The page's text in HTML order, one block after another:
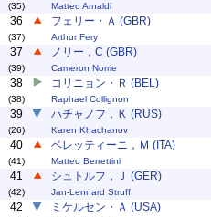
(35) Matteo Arnaldi
36
(37)
フェリー・Ａ (GBR)
Arthur Fery
37
(39)
ノリー，C (GBR)
Cameron Norrie
38
(38)
コリニョン・Ｒ (BEL)
Raphael Collignon
39
(26)
ハチャノフ，Ｋ (RUS)
Karen Khachanov
40
(41)
ベレッティーニ，Ｍ (ITA)
Matteo Berrettini
41
(42)
シュトルフ，Ｊ (GER)
Jan-Lennard Struff
42 ミケルセン・Ａ (USA)